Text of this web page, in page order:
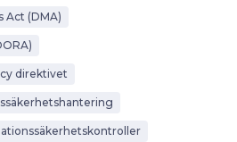
Act (DMA)
direktivet